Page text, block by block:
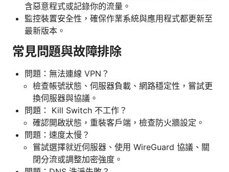
含惡意程式或記錄你的流量。
監控裝置安全性，確保作業系統與應用程式都更新至
最新版本。
常見問題與故障排除
問題：無法連線 VPN？
檢查帳號狀態、伺服器負載、網路穩定性，嘗試更
換伺服器與協議。
問題： Kill Switch 不工作？
確認開啟狀態，重裝客戶端，檢查防火牆設定。
問題：速度太慢？
嘗試選擇就近伺服器、使用 WireGuard 協議、關
閉分流或調整加密強度。